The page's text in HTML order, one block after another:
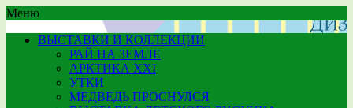
Меню
ВЫСТАВКИ И КОЛЛЕКЦИИ
РАЙ НА ЗЕМЛЕ
АРКТИКА XXI
УТКИ
МЕДВЕДЬ ПРОСНУЛСЯ